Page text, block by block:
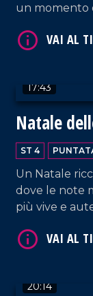
un momento
17:43
Natale
Belvedere
ST 4
Un Natale
dove le note
più vive e
20:14
VAI AL TITOLO